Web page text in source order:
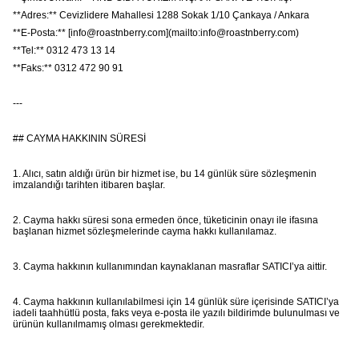
**Adres:** Cevizlidere Mahallesi 1288 Sokak 1/10 Çankaya / Ankara
**E-Posta:** [info@roastnberry.com](mailto:info@roastnberry.com)
**Tel:** 0312 473 13 14
**Faks:** 0312 472 90 91
---
## CAYMA HAKKININ SÜRESİ
1. Alıcı, satın aldığı ürün bir hizmet ise, bu 14 günlük süre sözleşmenin
imzalandığı tarihten itibaren başlar.
2. Cayma hakkı süresi sona ermeden önce, tüketicinin onayı ile ifasına
başlanan hizmet sözleşmelerinde cayma hakkı kullanılamaz.
3. Cayma hakkının kullanımından kaynaklanan masraflar SATICI’ya aittir.
4. Cayma hakkının kullanılabilmesi için 14 günlük süre içerisinde SATICI’ya
iadeli taahhütlü posta, faks veya e-posta ile yazılı bildirimde bulunulması ve
ürünün kullanılmamış olması gerekmektedir.